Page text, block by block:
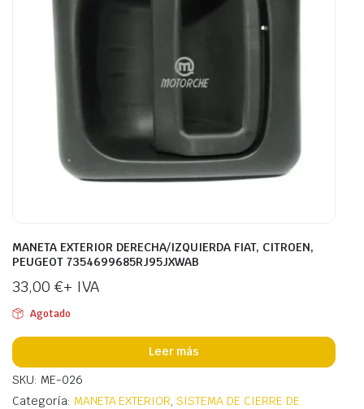
MANETA EXTERIOR DERECHA/IZQUIERDA FIAT, CITROEN,
PEUGEOT 7354699685RJ95JXWAB
33,00 €+ IVA
Agotado
Leer más
SKU: ME-026
Categoría: MANETA EXTERIOR,SISTEMA DE CIERRE DE